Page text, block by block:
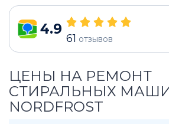
4.9
61 отзывов
ЦЕНЫ НА РЕМОНТ
СТИРАЛЬНЫХ
NORDFROST